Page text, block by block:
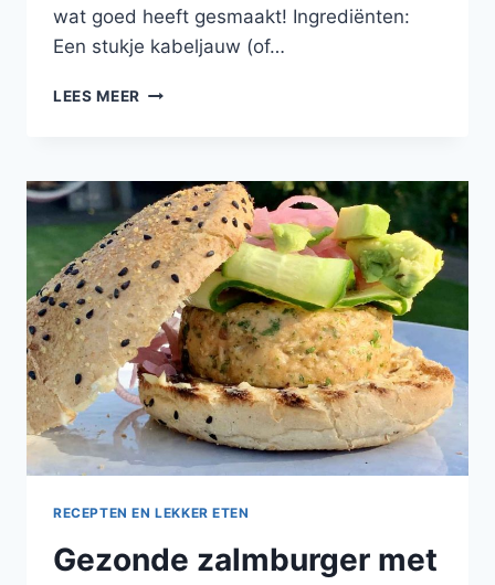
wat goed heeft gesmaakt! Ingrediënten:
Een stukje kabeljauw (of…
LEES MEER KABELJAUW
ZOETE
AARDAPPEL
EN
KOKOS,
GEMARINEERDE
RODE
UI,
GEGRILDE
AVOCADO
EN
SALSA
VAN
CITROEN
KORIANDER
RECEPTEN EN LEKKER ETEN
Gezonde zalmburger met